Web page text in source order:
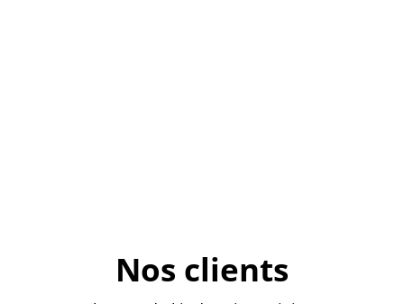
Nos clients